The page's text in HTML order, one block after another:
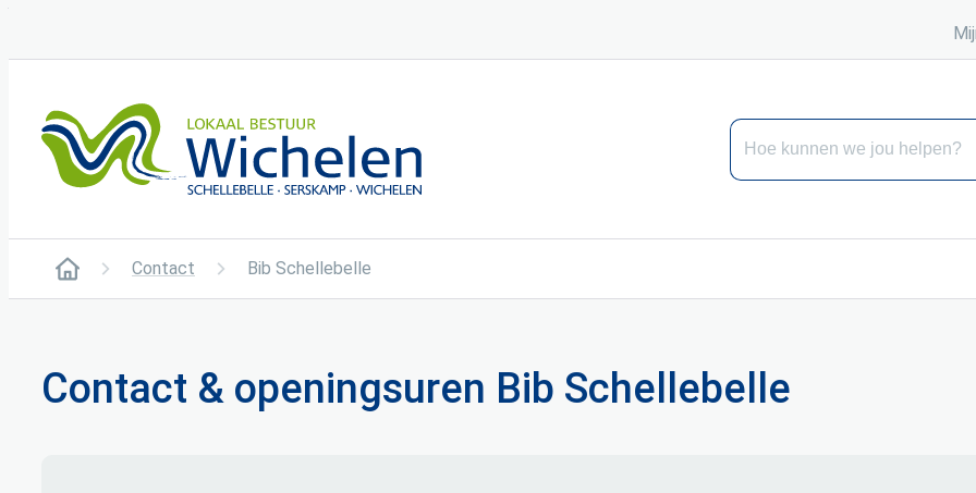
Wichelen
Hoe kunnen we jou helpen?
Startpagina
Contact Bib Schellebelle
Contact & openingsuren Bib Schellebelle